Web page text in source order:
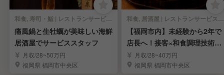
和食, 寿司・鮨 | レストランサービス・ホールスタッフ
痛風鍋と生牡蠣が美味しい海鮮
居酒屋でサービススタッフ
月収/28~50万円
福岡県 福岡市中央区
和食, 居酒屋 | レストランサービス・ホールスタッフ
【福岡市内】未経験から2年で
店長へ！接客×和食調理技術×
経営を学び独立へ
月収/28~40万円
福岡県 福岡市中央区